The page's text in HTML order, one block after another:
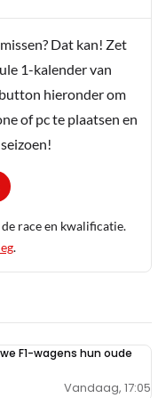
Dat kan! Zet
1-kalender van
hieronder om
of pc te plaatsen en
race en kwalificatie.
.
F1-wagens hun oude
Vandaag, 17:05